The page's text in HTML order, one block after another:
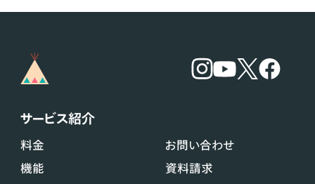
サービス紹介
料金
機能
お問い合わせ
資料請求